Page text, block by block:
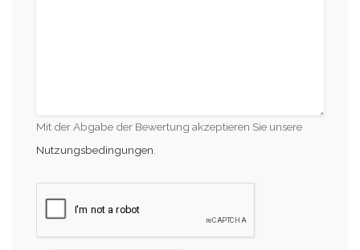
Mit der Abgabe der Bewertung akzeptieren Sie unsere
Nutzungsbedingungen